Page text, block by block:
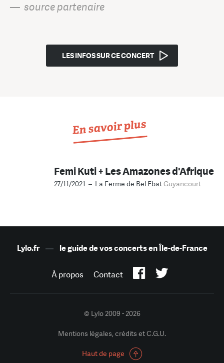
— source partenaire
LES INFOS SUR CE CONCERT
En savoir plus
Femi Kuti + Les Amazones d'Afrique
27/11/2021 – La Ferme de Bel EbatGuyancourt
Lylo.fr— le guide de vos concerts en Île-de-France
À propos Contact
© Lylo 2009 - 2026
Mentions légales, crédits et C.G.U.
Haut de page